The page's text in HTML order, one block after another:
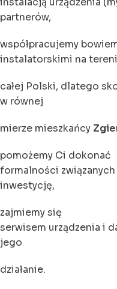
partnerów,
współpracujemy
instalatorskimi na
całej Polski, dlatego
w równej
mierze mieszkańcy
pomożemy Ci dokonać
formalności
inwestycję,
zajmiemy się
serwisem urządzenia i
jego
działanie.